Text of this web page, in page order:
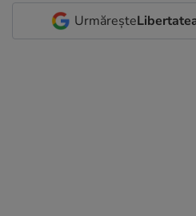
Urmărește